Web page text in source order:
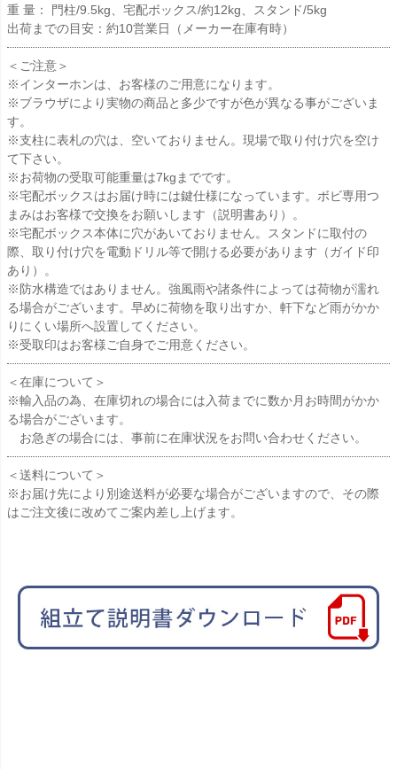
重 量： 門柱/9.5kg、宅配ボックス/約12kg、スタンド/5kg
出荷までの目安：約10営業日（メーカー在庫有時）
＜ご注意＞
※インターホンは、お客様のご用意になります。
※ブラウザにより実物の商品と多少ですが色が異なる事がございま
す。
※支柱に表札の穴は、空いておりません。現場で取り付け穴を空け
て下さい。
※お荷物の受取可能重量は7kgまでです。
※宅配ボックスはお届け時には鍵仕様になっています。ボビ専用つ
まみはお客様で交換をお願いします（説明書あり）。
※宅配ボックス本体に穴があいておりません。スタンドに取付の
際、取り付け穴を電動ドリル等で開ける必要があります（ガイド印
あり）。
※防水構造ではありません。強風雨や諸条件によっては荷物が濡れ
る場合がございます。早めに荷物を取り出すか、軒下など雨がかか
りにくい場所へ設置してください。
※受取印はお客様ご自身でご用意ください。
＜在庫について＞
※輸入品の為、在庫切れの場合には入荷までに数か月お時間がかか
る場合がございます。
お急ぎの場合には、事前に在庫状況をお問い合わせください。
＜送料について＞
※お届け先により別途送料が必要な場合がございますので、その際
はご注文後に改めてご案内差し上げます。